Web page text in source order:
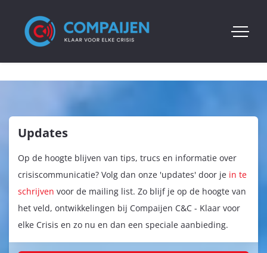
Updates
Op de hoogte blijven van tips, trucs en informatie over
crisiscommunicatie? Volg dan onze 'updates' door je in te
schrijven voor de mailing list. Zo blijf je op de hoogte van
het veld, ontwikkelingen bij Compaijen C&C - Klaar voor
elke Crisis en zo nu en dan een speciale aanbieding.